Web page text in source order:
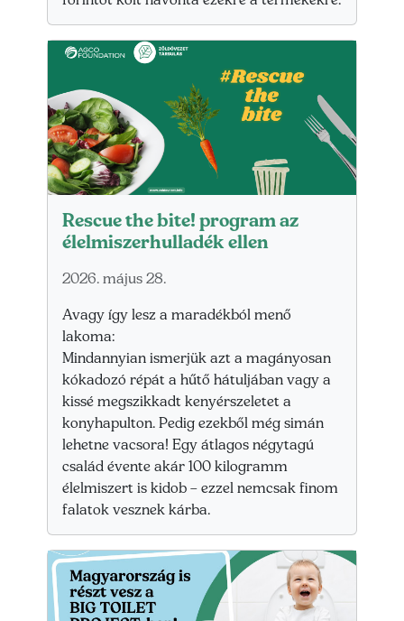
Rescue the bite! program az
élelmiszerhulladék ellen
2026. május 28.
Avagy így lesz a maradékból menő
lakoma:
Mindannyian ismerjük azt a magányosan
kókadozó répát a hűtő hátuljában vagy a
kissé megszikkadt kenyérszeletet a
konyhapulton. Pedig ezekből még simán
lehetne vacsora! Egy átlagos négytagú
család évente akár 100 kilogramm
élelmiszert is kidob – ezzel nemcsak finom
falatok vesznek kárba.